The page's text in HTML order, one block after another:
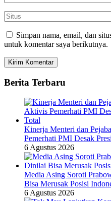
Simpan nama, email, dan
untuk komentar saya berikutnya.
Berita Terbaru
Kinerja Menteri dan
Pemerhati PMI Desak
6 Agustus 2026
Media Asing Soroti
Bisa Merusak Posisi
6 Agustus 2026